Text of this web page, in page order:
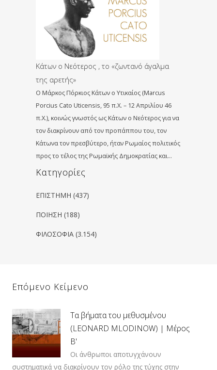
Κάτων ο Νεότερος , το «ζωντανό άγαλμα
της αρετής»
Ο Μάρκος Πόρκιος Κάτων ο Υτικαίος (Marcus
Porcius Cato Uticensis, 95 π.Χ. – 12 Απριλίου 46
π.Χ.), κοινώς γνωστός ως Κάτων ο Νεότερος για να
τον διακρίνουν από τον προπάππου του, τον
Κάτωνα τον πρεσβύτερο, ήταν Ρωμαίος πολιτικός
προς το τέλος της Ρωμαϊκής Δημοκρατίας και…
Kατηγορίες
ΕΠΙΣΤΗΜΗ (437)
ΠΟΙΗΣΗ (188)
ΦΙΛΟΣΟΦΙΑ (3.154)
Επόμενο Κείμενο
Τα βήματα του μεθυσμένου
(LEONARD MLODINOW) | Μέρος
Β'
Οι άνθρωποι αποτυγχάνουν
συστηματικά να διακρίνουν τον ρόλο της τύχης στην